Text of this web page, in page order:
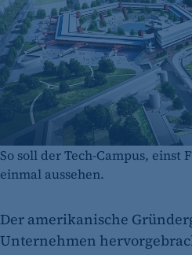
So soll der Tech-Campus, einst
einmal aussehen.
Der amerikanische
Unternehmen